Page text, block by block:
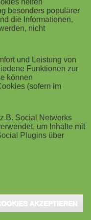
Security
BMBF als
Projekt zur
helfen
besonders populärer
die Informationen,
nicht
und Leistung von
Funktionen zur
können
(sofern im
Social Networks
um Inhalte mit
Plugins über
AKZEPTIEREN